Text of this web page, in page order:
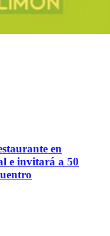
en
e invitará a 50